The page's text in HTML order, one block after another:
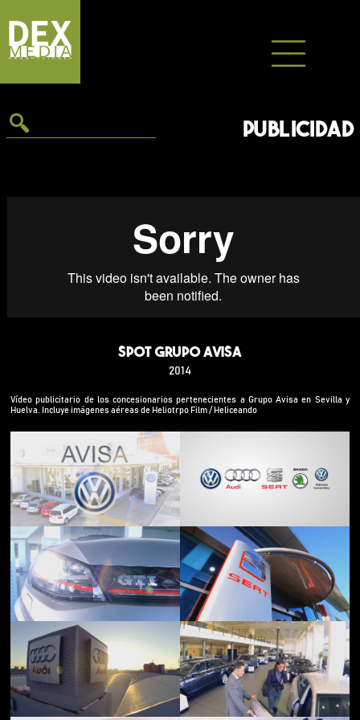
contenido
PUBLICIDAD
Spot Grupo Avisa
2014
Vídeo publicitario de los concesionarios pertenecientes a Grupo Avisa en Sevilla y
Huelva. Incluye imágenes aéreas de Heliotrpo Film / Heliceando